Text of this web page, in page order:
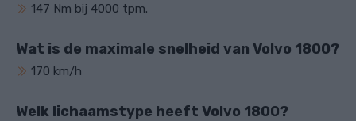
147 Nm bij 4000 tpm.
Wat is de maximale snelheid van Volvo 1800?
170 km/h
Welk lichaamstype heeft Volvo 1800?